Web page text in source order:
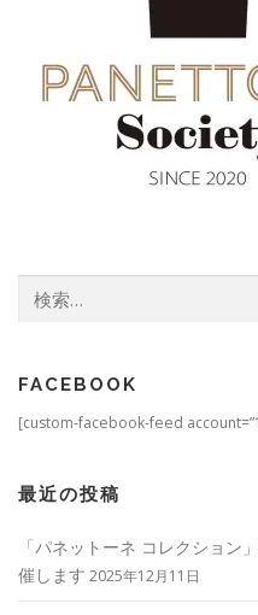
索:
FACEBOOK
[custom-facebook-feed
最近の投稿
「パネットーネ コレクション
催します 2025年12月11日